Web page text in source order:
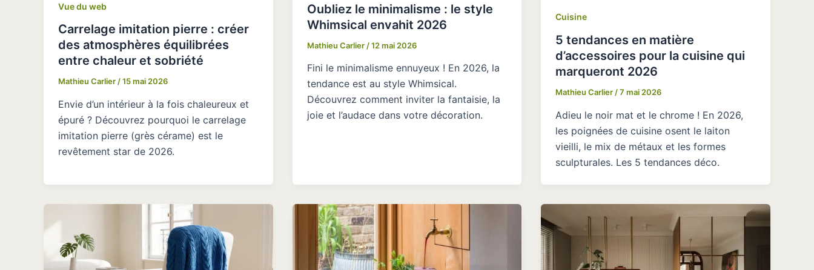
Vue du web
Carrelage imitation pierre : créer
des atmosphères équilibrées
entre chaleur et sobriété
Mathieu Carlier/15 mai 2026
Envie d’un intérieur à la fois chaleureux et
épuré ? Découvrez pourquoi le carrelage
imitation pierre (grès cérame) est le
revêtement star de 2026.
Oubliez le minimalisme : le style
Whimsical envahit 2026
Mathieu Carlier /12 mai 2026
Fini le minimalisme ennuyeux ! En 2026, la
tendance est au style Whimsical.
Découvrez comment inviter la fantaisie, la
joie et l’audace dans votre décoration.
Cuisine
5 tendances en matière
d’accessoires pour la cuisine qui
marqueront 2026
Mathieu Carlier/7 mai 2026
Adieu le noir mat et le chrome ! En 2026,
les poignées de cuisine osent le laiton
vieilli, le mix de métaux et les formes
sculpturales. Les 5 tendances déco.